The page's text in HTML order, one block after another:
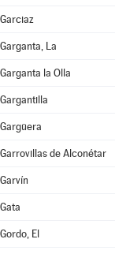
Garciaz
Garganta, La
Garganta la Olla
Gargantilla
Gargüera
Garrovillas de Alconétar
Garvín
Gata
Gordo, El